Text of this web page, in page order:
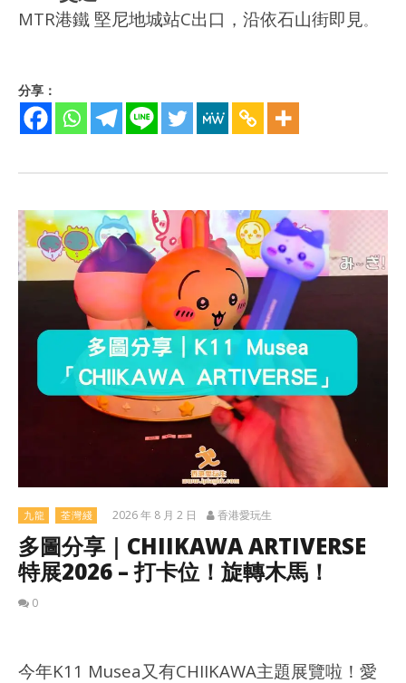
MTR港鐵 堅尼地城站C出口，沿依石山街即見。
分享：
九龍 荃灣綫 2026 年 8 月 2 日 香港愛玩生
多圖分享｜CHIIKAWA ARTIVERSE
特展2026 – 打卡位！旋轉木馬！
0
今年K11 Musea又有CHIIKAWA主題展覽啦！愛